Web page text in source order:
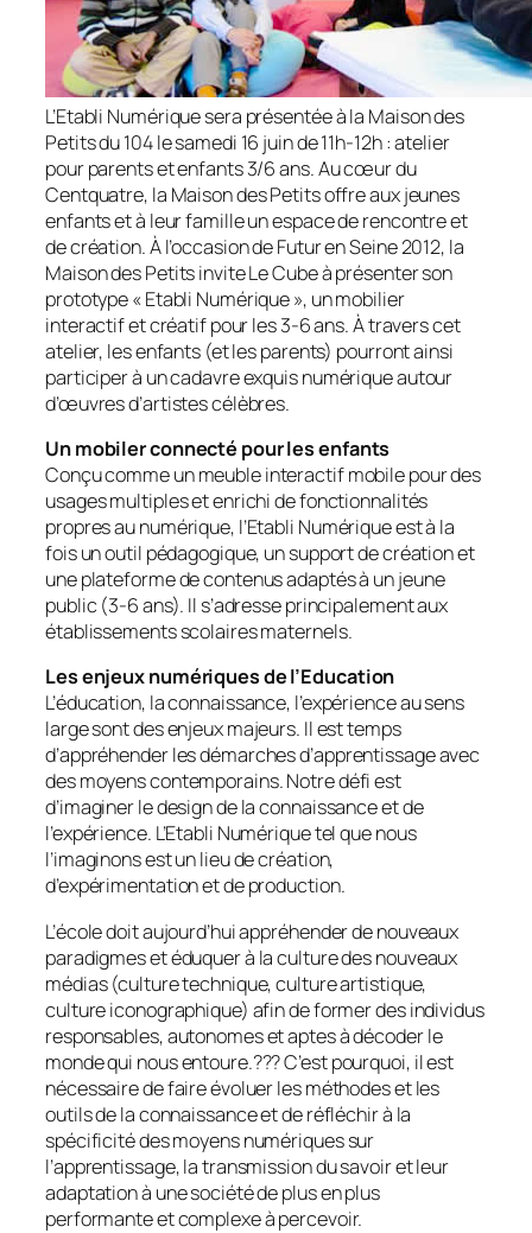
L’Etabli Numérique sera présentée à la Maison des
Petits du 104 le samedi 16 juin de 11h-12h : atelier
pour parents et enfants 3/6 ans. Au cœur du
Centquatre, la Maison des Petits offre aux jeunes
enfants et à leur famille un espace de rencontre et
de création. À l’occasion de Futur en Seine 2012, la
Maison des Petits invite Le Cube à présenter son
prototype « Etabli Numérique », un mobilier
interactif et créatif pour les 3-6 ans. À travers cet
atelier, les enfants (et les parents) pourront ainsi
participer à un cadavre exquis numérique autour
d’œuvres d’artistes célèbres.
Un mobiler connecté pour les enfants
Conçu comme un meuble interactif mobile pour des
usages multiples et enrichi de fonctionnalités
propres au numérique, l’Etabli Numérique est à la
fois un outil pédagogique, un support de création et
une plateforme de contenus adaptés à un jeune
public (3-6 ans). Il s’adresse principalement aux
établissements scolaires maternels.
Les enjeux numériques de l’Education
L’éducation, la connaissance, l’expérience au sens
large sont des enjeux majeurs. Il est temps
d’appréhender les démarches d’apprentissage avec
des moyens contemporains. Notre défi est
d’imaginer le design de la connaissance et de
l’expérience. L’Etabli Numérique tel que nous
l’imaginons est un lieu de création,
d’expérimentation et de production.
L’école doit aujourd’hui appréhender de nouveaux
paradigmes et éduquer à la culture des nouveaux
médias (culture technique, culture artistique,
culture iconographique) afin de former des individus
responsables, autonomes et aptes à décoder le
monde qui nous entoure.??? C’est pourquoi, il est
nécessaire de faire évoluer les méthodes et les
outils de la connaissance et de réfléchir à la
spécificité des moyens numériques sur
l’apprentissage, la transmission du savoir et leur
adaptation à une société de plus en plus
performante et complexe à percevoir.